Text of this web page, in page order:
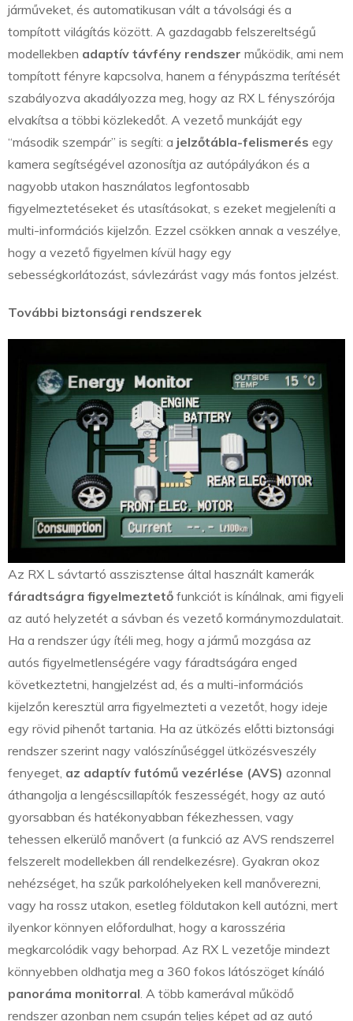
járműveket, és automatikusan vált a távolsági és a
tompított világítás között. A gazdagabb felszereltségű
modellekben adaptív távfény rendszer működik, ami nem
tompított fényre kapcsolva, hanem a fénypászma terítését
szabályozva akadályozza meg, hogy az RX L fényszórója
elvakítsa a többi közlekedőt. A vezető munkáját egy
“második szempár” is segíti: a jelzőtábla-felismerés egy
kamera segítségével azonosítja az autópályákon és a
nagyobb utakon használatos legfontosabb
figyelmeztetéseket és utasításokat, s ezeket megjeleníti a
multi-információs kijelzőn. Ezzel csökken annak a veszélye,
hogy a vezető figyelmen kívül hagy egy
sebességkorlátozást, sávlezárást vagy más fontos jelzést.
További biztonsági rendszerek
Az RX L sávtartó asszisztense által használt kamerák
fáradtságra figyelmeztető funkciót is kínálnak, ami figyeli
az autó helyzetét a sávban és vezető kormánymozdulatait.
Ha a rendszer úgy ítéli meg, hogy a jármű mozgása az
autós figyelmetlenségére vagy fáradtságára enged
következtetni, hangjelzést ad, és a multi-információs
kijelzőn keresztül arra figyelmezteti a vezetőt, hogy ideje
egy rövid pihenőt tartania. Ha az ütközés előtti biztonsági
rendszer szerint nagy valószínűséggel ütközésveszély
fenyeget, az adaptív futómű vezérlése (AVS) azonnal
áthangolja a lengéscsillapítók feszességét, hogy az autó
gyorsabban és hatékonyabban fékezhessen, vagy
tehessen elkerülő manővert (a funkció az AVS rendszerrel
felszerelt modellekben áll rendelkezésre). Gyakran okoz
nehézséget, ha szűk parkolóhelyeken kell manőverezni,
vagy ha rossz utakon, esetleg földutakon kell autózni, mert
ilyenkor könnyen előfordulhat, hogy a karosszéria
megkarcolódik vagy behorpad. Az RX L vezetője mindezt
könnyebben oldhatja meg a 360 fokos látószöget kínáló
panoráma monitorral. A több kamerával működő
rendszer azonban nem csupán teljes képet ad az autó